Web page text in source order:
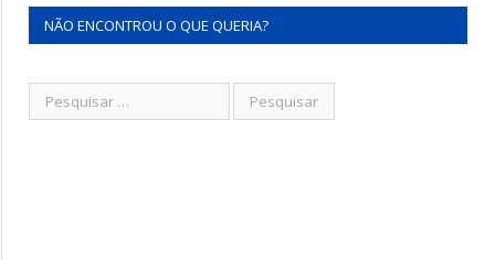
NÃO ENCONTROU O QUE QUERIA?